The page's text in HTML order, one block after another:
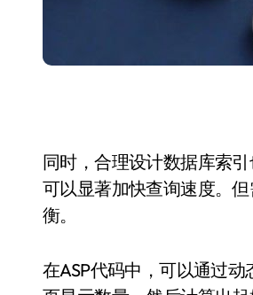
同时，合理设计数据库索
可以显著加快查询速度。
衡。
在ASP代码中，可以通过